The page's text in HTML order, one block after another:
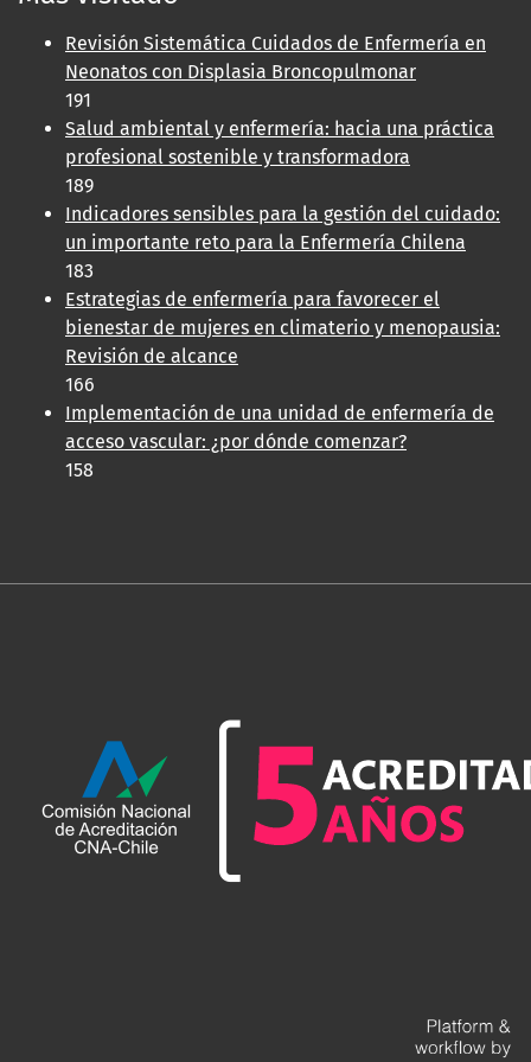
Revisión Sistemática Cuidados de Enfermería en
Neonatos con Displasia Broncopulmonar
191
Salud ambiental y enfermería: hacia una práctica
profesional sostenible y transformadora
189
Indicadores sensibles para la gestión del cuidado:
un importante reto para la Enfermería Chilena
183
Estrategias de enfermería para favorecer el
bienestar de mujeres en climaterio y menopausia:
Revisión de alcance
166
Implementación de una unidad de enfermería de
acceso vascular: ¿por dónde comenzar?
158